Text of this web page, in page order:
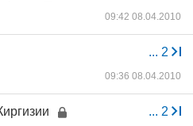
09:42 08.04.2010
... 2
09:36 08.04.2010
... 2